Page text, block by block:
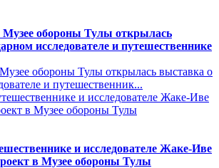
Музее обороны Тулы открылась
исследователе и путешественнике
обороны Тулы открылась выставка о
и путешественник...
и исследователе Жаке-Иве
в Музее обороны Тулы